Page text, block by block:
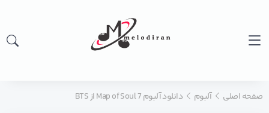
صفحه اصلی آلبوم دانلود آلبوم Map of Soul 7 از BTS